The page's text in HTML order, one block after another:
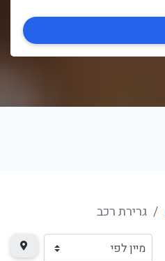
גרירת רכב